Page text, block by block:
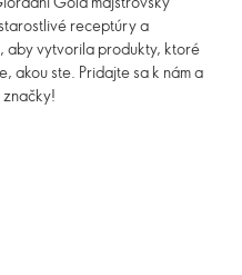
receptúry a
aby vytvorila produkty, ktoré
akou ste. Pridajte sa k nám a